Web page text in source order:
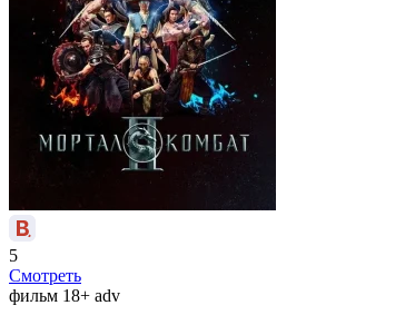
5
Смотреть
фильм 18+ adv